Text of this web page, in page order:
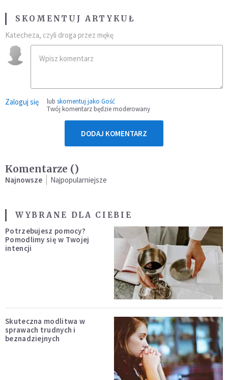
SKOMENTUJ ARTYKUŁ
Katecheza, czyli droga przez mękę
Zaloguj się lub skomentuj jako Gość
Twój komentarz będzie moderowany
DODAJ KOMENTARZ
Komentarze ()
Najnowsze Najpopularniejsze
WYBRANE DLA CIEBIE
Potrzebujesz pomocy?
Pomodlimy się w Twojej
intencji
Skuteczna modlitwa w
sprawach trudnych i
beznadziejnych